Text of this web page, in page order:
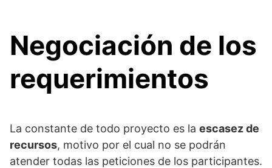
Negociación de los
requerimientos
La constante de todo proyecto es la escasez de
recursos, motivo por el cual no se podrán
atender todas las peticiones de los participantes.